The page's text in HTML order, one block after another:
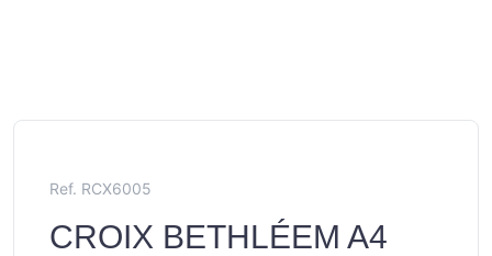
Ref. RCX6005
CROIX BETHLÉEM A4